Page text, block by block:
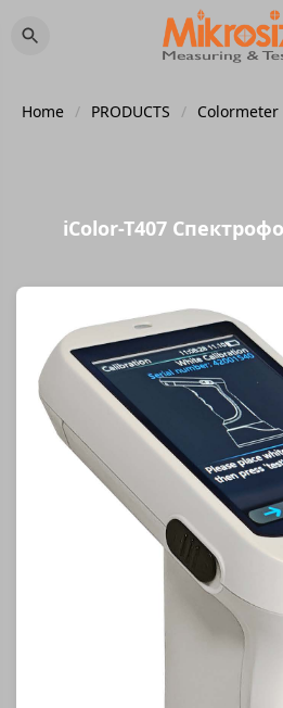
Home / PRODUCTS / Colormeter
iColor-T407